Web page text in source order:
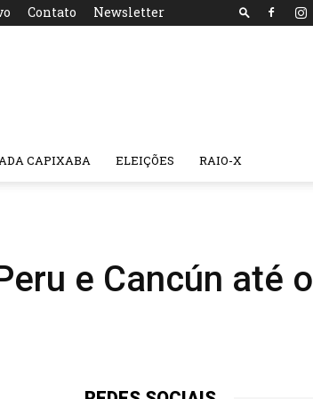
Contato Newsletter
CAPIXABA ELEIÇÕES RAIO-X
e Cancún até o